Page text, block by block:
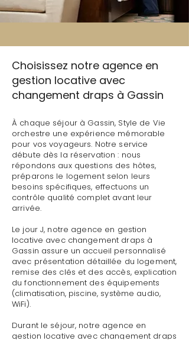
Choisissez notre agence en
gestion locative avec
changement draps à Gassin
À chaque séjour à Gassin, Style de Vie
orchestre une expérience mémorable
pour vos voyageurs. Notre service
débute dès la réservation : nous
répondons aux questions des hôtes,
préparons le logement selon leurs
besoins spécifiques, effectuons un
contrôle qualité complet avant leur
arrivée.
Le jour J, notre agence en gestion
locative avec changement draps à
Gassin assure un accueil personnalisé
avec présentation détaillée du logement,
remise des clés et des accès, explication
du fonctionnement des équipements
(climatisation, piscine, système audio,
WiFi).
Durant le séjour, notre agence en
gestion locative avec changement draps